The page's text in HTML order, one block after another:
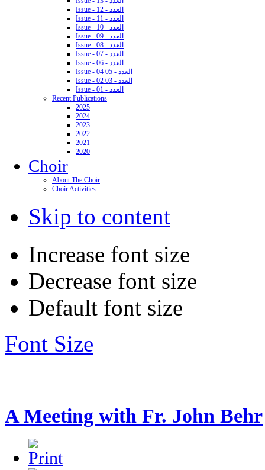
Issue - 12 - العدد
Issue - 11 - العدد
Issue - 10 - العدد
Issue - 09 - العدد
Issue - 08 - العدد
Issue - 07 - العدد
Issue - 06 - العدد
Issue - 04 05 - العدد
Issue - 02 03 - العدد
Issue - 01 - العدد
Recent Publications
2025
2024
2023
2022
2021
2020
Choir
About The Choir
Choir Activities
Skip to content
Increase font size
Decrease font size
Default font size
Font Size
A Meeting with Fr. John Behr